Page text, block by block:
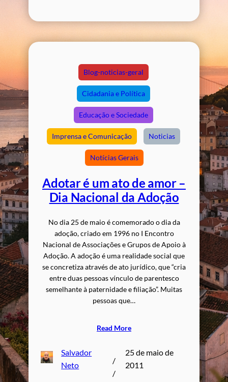
Blog-noticias-geral
Cidadania e Política
Educação e Sociedade
Imprensa e Comunicação Noticias
Notícias Gerais
Adotar é um ato de amor –
Dia Nacional da Adoção
No dia 25 de maio é comemorado o dia da
adoção, criado em 1996 no I Encontro
Nacional de Associações e Grupos de Apoio à
Adoção. A adoção é uma realidade social que
se concretiza através de ato jurídico, que “cria
entre duas pessoas vínculo de parentesco
semelhante à paternidade e filiação”. Muitas
pessoas que…
Read More
Salvador
Neto
/
/
25 de maio de
2011